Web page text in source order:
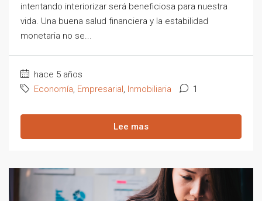
intentando interiorizar será beneficiosa para nuestra
vida. Una buena salud financiera y la estabilidad
monetaria no se...
hace 5 años
Economía, Empresarial, Inmobiliaria 1
Lee mas